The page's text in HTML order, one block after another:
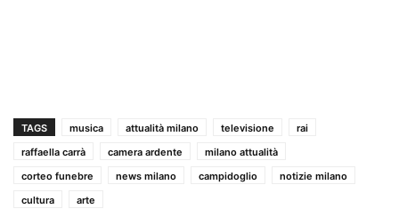
TAGS musica attualità milano televisione
rai
raffaella carrà
camera ardente
milano attualità
corteo funebre
news milano campidoglio
notizie milano
cultura
arte